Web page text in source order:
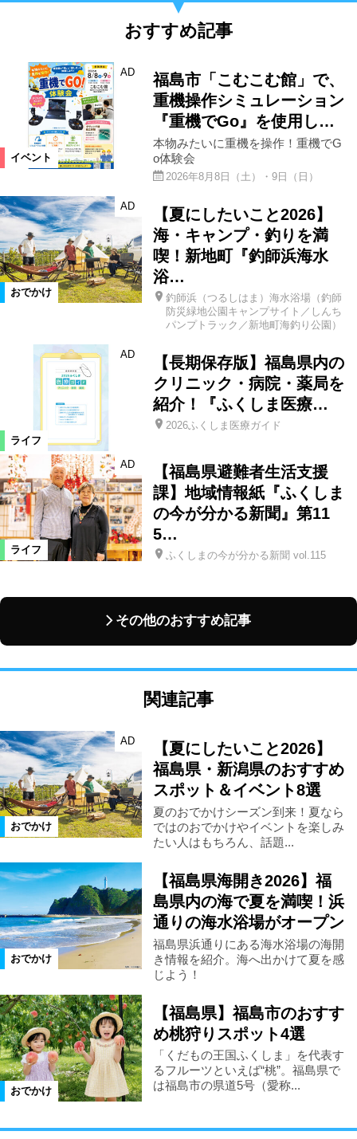
おすすめ記事
イベント
AD
福島市「こむこむ館」で、
重機操作シミュレーション
『重機でGo』を使用し…
本物みたいに重機を操作！重機でG
o体験会
2026年8月8日（土）・9日（日）
おでかけ
AD
【夏にしたいこと2026】
海・キャンプ・釣りを満
喫！新地町『釣師浜海水
浴…
釣師浜（つるしはま）海水浴場（釣師
防災緑地公園キャンプサイト／しんち
パンプトラック／新地町海釣り公園）
ライフ
AD
【長期保存版】福島県内の
クリニック・病院・薬局を
紹介！『ふくしま医療…
2026ふくしま医療ガイド
ライフ
AD
【福島県避難者生活支援
課】地域情報紙『ふくしま
の今が分かる新聞』第11
5…
ふくしまの今が分かる新聞 vol.115
その他のおすすめ記事
関連記事
おでかけ
AD
【夏にしたいこと2026】
福島県・新潟県のおすすめ
スポット＆イベント8選
夏のおでかけシーズン到来！夏なら
ではのおでかけやイベントを楽しみ
たい人はもちろん、話題...
おでかけ
【福島県海開き2026】福
島県内の海で夏を満喫！浜
通りの海水浴場がオープン
福島県浜通りにある海水浴場の海開
き情報を紹介。海へ出かけて夏を感
じよう！
おでかけ
【福島県】福島市のおすす
め桃狩りスポット4選
「くだもの王国ふくしま」を代表す
るフルーツといえば“桃”。福島県で
は福島市の県道5号（愛称...